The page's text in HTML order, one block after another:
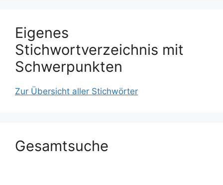
Eigenes
Stichwortverzeichnis mit
Schwerpunkten
Zur Übersicht aller Stichwörter
Gesamtsuche